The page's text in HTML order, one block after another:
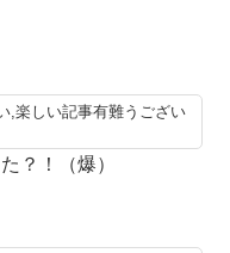
,楽しい記事有難うござい
？！（爆）